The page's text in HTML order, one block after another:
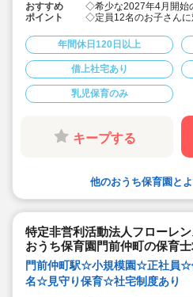
おすすめ
ポイント
◇希少な2027年4月開始
◇定員12名のお子さんに
◇20～50代の幅広い年
◇保育スタッフとして各
園長としてキャリアアッ
◇家賃上限82,000円まで
と可能です。
◇上京者には引っ越し補
◇多様性を大事にしてい
◇残業時間は4時間以内/
◇ICTシステムの導入な
内で効率的に仕事に取り
◇年間休日 120日以上です
◇その他、家族の看護休
◇病児保育や障害児保育
いる事業者だからこそ、
年間休日120日以上
借上社宅あり
乳児保育のみ
キープする
他のおうち保育園と
特定非営利活動法人フローレン
おうち保育園門前仲町の保育士
門前仲町駅☆小規模園☆正社員
名☆見守り保育☆社宅制度あり